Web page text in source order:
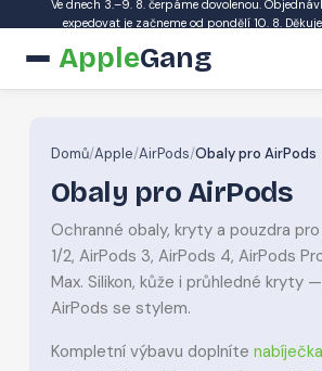
Ve dnech 3.–9. 8. čerpáme dovolenou.
expedovat je začneme od pondělí 10. 8.
AppleGang
Domů/Apple/AirPods/Obaly pro AirPods
Obaly pro AirPods
Ochranné obaly, kryty a pouzdra
1/2, AirPods 3, AirPods 4, AirPods
Max. Silikon, kůže i průhledné kryty
AirPods se stylem.
Kompletní výbavu doplníte